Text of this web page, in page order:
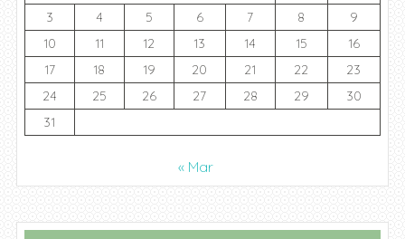
3
4 5 6 7 8
9
10
11 12 13 14 15
16
17
18 19 20 21 22
23
24
25 26 27 28 29
30
31
« Mar